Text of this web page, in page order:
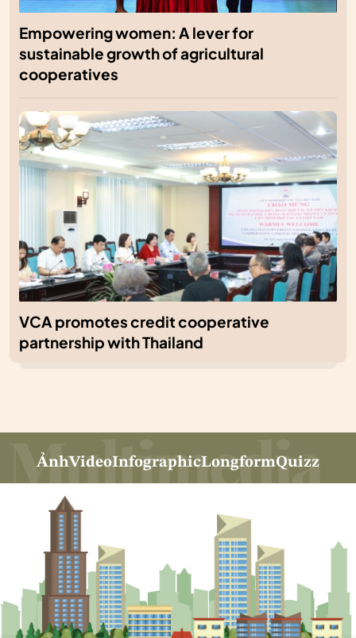
Empowering women: A lever for
sustainable growth of agricultural
cooperatives
VCA promotes credit cooperative
partnership with Thailand
ẢnhVideoInfographicLongformQuizz